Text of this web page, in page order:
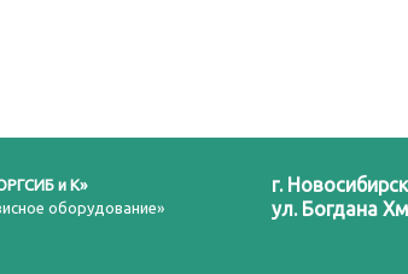
и К»
оборудование»
г.
ул. Богдана